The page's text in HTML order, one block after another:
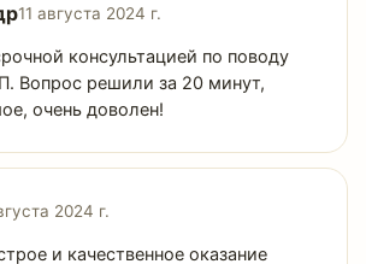
11 августа 2024 г.
консультацией по поводу
Вопрос решили за 20 минут,
очень доволен!
2024 г.
и качественное оказание